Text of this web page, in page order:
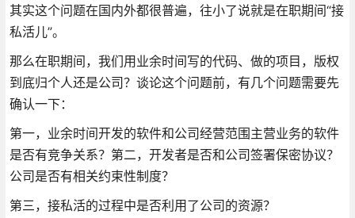
其实这个问题在国内外都很普遍，往小了说就是在职期间“接
私活儿”。
那么在职期间，我们用业余时间写的代码、做的项目，版权
到底归个人还是公司？谈论这个问题前，有几个问题需要先
确认一下：
第一，业余时间开发的软件和公司经营范围主营业务的软件
是否有竞争关系？第二，开发者是否和公司签署保密协议？
公司是否有相关约束性制度？
第三，接私活的过程中是否利用了公司的资源？